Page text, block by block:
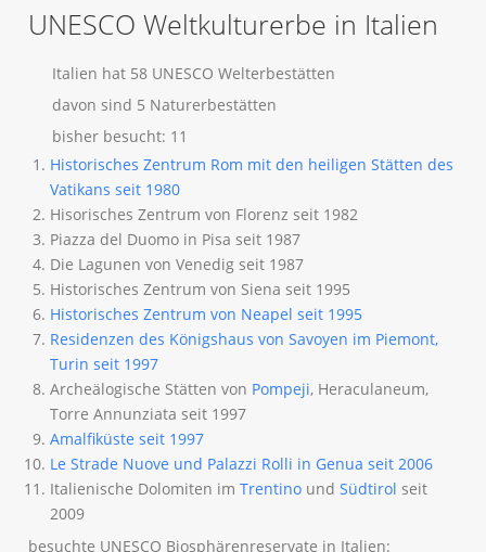
UNESCO Weltkulturerbe in Italien
Italien hat 58 UNESCO Welterbestätten
davon sind 5 Naturerbestätten
bisher besucht: 11
Historisches Zentrum Rom mit den heiligen Stätten des
Vatikans seit 1980
Hisorisches Zentrum von Florenz seit 1982
Piazza del Duomo in Pisa seit 1987
Die Lagunen von Venedig seit 1987
Historisches Zentrum von Siena seit 1995
Historisches Zentrum von Neapel seit 1995
Residenzen des Königshaus von Savoyen im Piemont,
Turin seit 1997
Archeälogische Stätten von Pompeji, Heraculaneum,
Torre Annunziata seit 1997
Amalfiküste seit 1997
Le Strade Nuove und Palazzi Rolli in Genua seit 2006
Italienische Dolomiten imTrentino und Südtirol seit
2009
besuchte UNESCO Biosphärenreservate in Italien: